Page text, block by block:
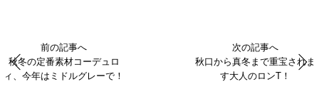
前の記事へ
秋冬の定番素材コーデュロ
ィ、今年はミドルグレーで！
次の記事へ
秋口から真冬まで重宝されま
す大人のロンT！